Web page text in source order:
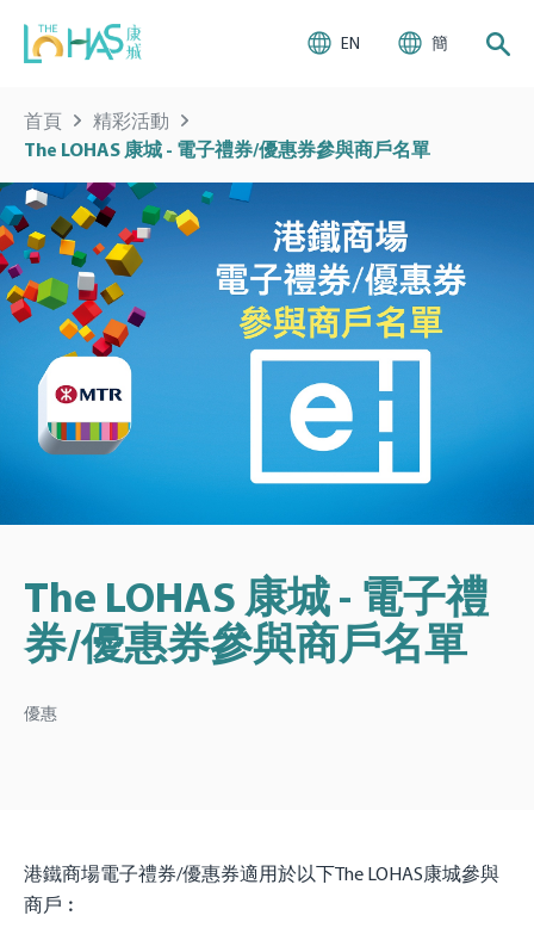
EN 簡
首頁
精彩活動
The LOHAS 康城 - 電子禮券/優惠券參與商戶名單
The LOHAS 康城 - 電子禮
券/優惠券參與商戶名單
優惠
港鐵商場電子禮券/優惠券適用於以下The LOHAS康城參與
商戶︰